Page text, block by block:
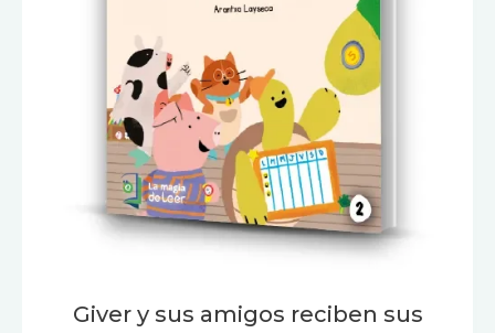
Giver y sus amigos reciben sus